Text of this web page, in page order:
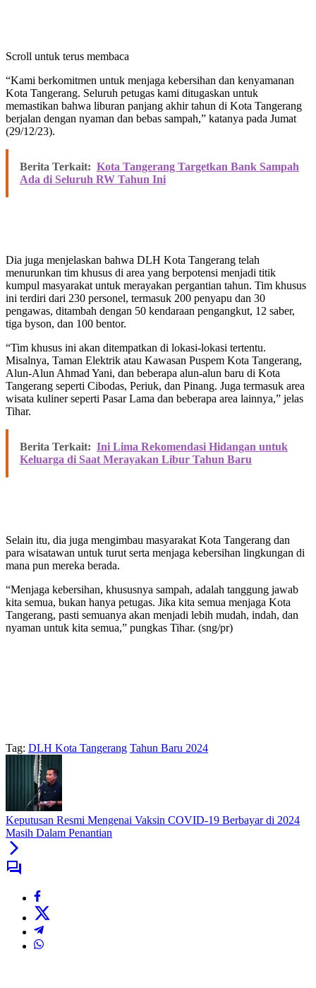
Scroll untuk terus membaca
“Kami berkomitmen untuk menjaga kebersihan dan kenyamanan
Kota Tangerang. Seluruh petugas kami ditugaskan untuk
memastikan bahwa liburan panjang akhir tahun di Kota Tangerang
berjalan dengan nyaman dan bebas sampah,” katanya pada Jumat
(29/12/23).
Berita Terkait: Kota Tangerang Targetkan Bank Sampah
Ada di Seluruh RW Tahun Ini
Dia juga menjelaskan bahwa DLH Kota Tangerang telah
menurunkan tim khusus di area yang berpotensi menjadi titik
kumpul masyarakat untuk merayakan pergantian tahun. Tim khusus
ini terdiri dari 230 personel, termasuk 200 penyapu dan 30
pengawas, ditambah dengan 50 kendaraan pengangkut, 12 saber,
tiga byson, dan 100 bentor.
“Tim khusus ini akan ditempatkan di lokasi-lokasi tertentu.
Misalnya, Taman Elektrik atau Kawasan Puspem Kota Tangerang,
Alun-Alun Ahmad Yani, dan beberapa alun-alun baru di Kota
Tangerang seperti Cibodas, Periuk, dan Pinang. Juga termasuk area
wisata kuliner seperti Pasar Lama dan beberapa area lainnya,” jelas
Tihar.
Berita Terkait: Ini Lima Rekomendasi Hidangan untuk
Keluarga di Saat Merayakan Libur Tahun Baru
Selain itu, dia juga mengimbau masyarakat Kota Tangerang dan
para wisatawan untuk turut serta menjaga kebersihan lingkungan di
mana pun mereka berada.
“Menjaga kebersihan, khususnya sampah, adalah tanggung jawab
kita semua, bukan hanya petugas. Jika kita semua menjaga Kota
Tangerang, pasti semuanya akan menjadi lebih mudah, indah, dan
nyaman untuk kita semua,” pungkas Tihar. (sng/pr)
Tag: DLH Kota Tangerang Tahun Baru 2024
Keputusan Resmi Mengenai Vaksin COVID-19 Berbayar di 2024
Masih Dalam Penantian